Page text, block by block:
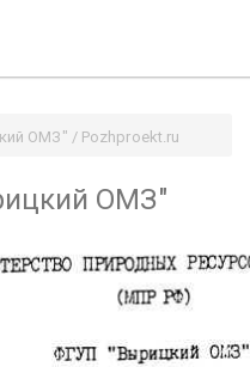
ОМЗ" / Pozhproekt.ru
ОМЗ"